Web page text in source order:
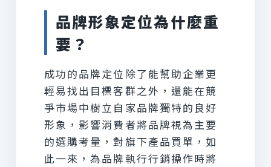
品牌形象定位為什麼重
要？
成功的品牌定位除了能幫助企業更
輕易找出目標客群之外，還能在競
爭市場中樹立自家品牌獨特的良好
形象，影響消費者將品牌視為主要
的選購考量，對旗下產品買單，如
此一來，為品牌執行行銷操作時將